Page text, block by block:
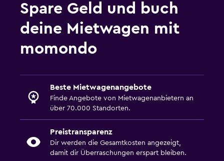
Spare Geld und buch
deine Mietwagen mit
momondo
Beste Mietwagenangebote
Finde Angebote von Mietwagenanbietern an
über 70.000 Standorten.
Preistransparenz
Dir werden die Gesamtkosten angezeigt,
damit dir Überraschungen erspart bleiben.